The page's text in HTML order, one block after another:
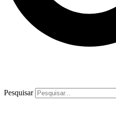
Pesquisar